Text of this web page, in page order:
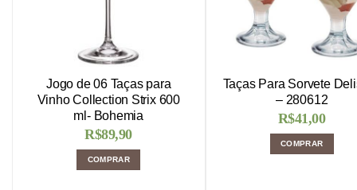
Jogo de 06 Taças para
Vinho Collection Strix 600
ml- Bohemia
R$89,90
COMPRAR
Taças Para Sorvete
– 280612
R$41,00
COMPRAR